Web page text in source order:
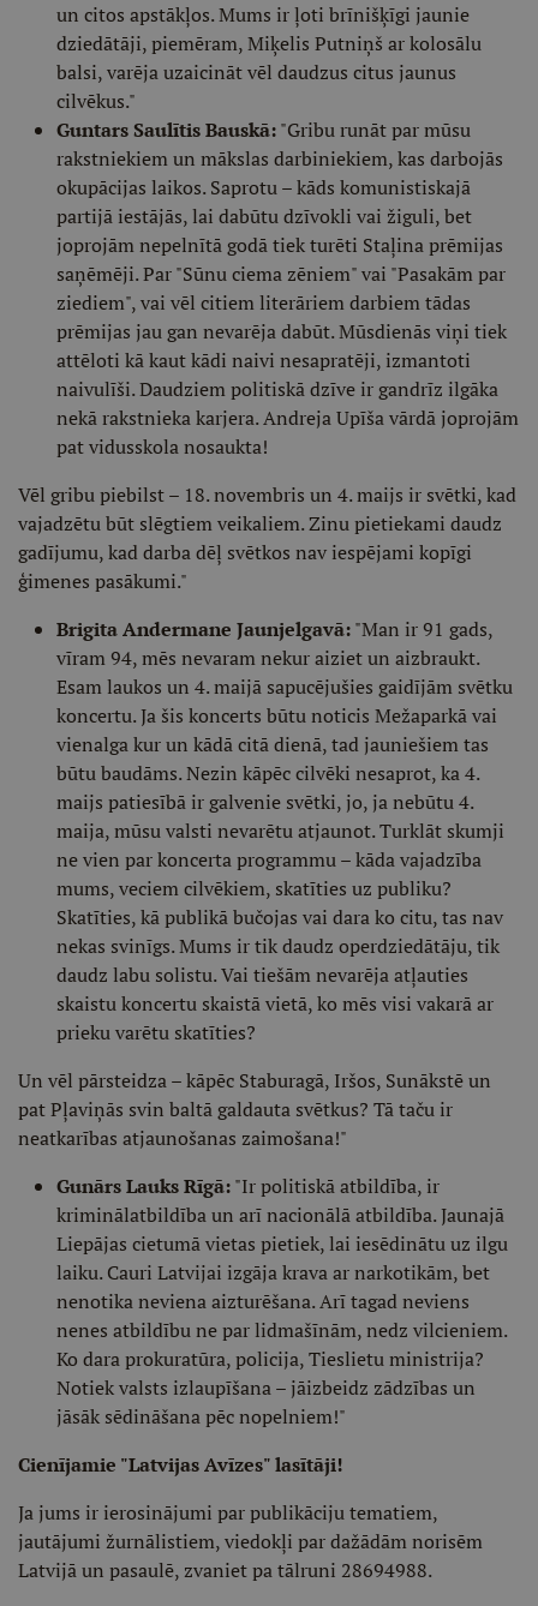
un citos apstākļos. Mums ir ļoti brīnišķīgi jaunie
dziedātāji, piemēram, Miķelis Putniņš ar kolosālu
balsi, varēja uzaicināt vēl daudzus citus jaunus
cilvēkus."
Guntars Saulītis Bauskā:"Gribu runāt par mūsu
rakstniekiem un mākslas darbiniekiem, kas darbojās
okupācijas laikos. Saprotu – kāds komunistiskajā
partijā iestājās, lai dabūtu dzīvokli vai žiguli, bet
joprojām nepelnītā godā tiek turēti Staļina prēmijas
saņēmēji. Par "Sūnu ciema zēniem" vai "Pasakām par
ziediem", vai vēl citiem literāriem darbiem tādas
prēmijas jau gan nevarēja dabūt. Mūsdienās viņi tiek
attēloti kā kaut kādi naivi nesapratēji, izmantoti
naivulīši. Daudziem politiskā dzīve ir gandrīz ilgāka
nekā rakstnieka karjera. Andreja Upīša vārdā joprojām
pat vidusskola nosaukta!
Vēl gribu piebilst – 18. novembris un 4. maijs ir svētki, kad
vajadzētu būt slēgtiem veikaliem. Zinu pietiekami daudz
gadījumu, kad darba dēļ svētkos nav iespējami kopīgi
ģimenes pasākumi."
Brigita Andermane Jaunjelgavā:"Man ir 91 gads,
vīram 94, mēs nevaram nekur aiziet un aizbraukt.
Esam laukos un 4. maijā sapucējušies gaidījām svētku
koncertu. Ja šis koncerts būtu noticis Mežaparkā vai
vienalga kur un kādā citā dienā, tad jauniešiem tas
būtu baudāms. Nezin kāpēc cilvēki nesaprot, ka 4.
maijs patiesībā ir galvenie svētki, jo, ja nebūtu 4.
maija, mūsu valsti nevarētu atjaunot. Turklāt skumji
ne vien par koncerta programmu – kāda vajadzība
mums, veciem cilvēkiem, skatīties uz publiku?
Skatīties, kā publikā bučojas vai dara ko citu, tas nav
nekas svinīgs. Mums ir tik daudz operdziedātāju, tik
daudz labu solistu. Vai tiešām nevarēja atļauties
skaistu koncertu skaistā vietā, ko mēs visi vakarā ar
prieku varētu skatīties?
Un vēl pārsteidza – kāpēc Staburagā, Iršos, Sunākstē un
pat Pļaviņās svin baltā galdauta svētkus? Tā taču ir
neatkarības atjaunošanas zaimošana!"
Gunārs Lauks Rīgā:"Ir politiskā atbildība, ir
kriminālatbildība un arī nacionālā atbildība. Jaunajā
Liepājas cietumā vietas pietiek, lai iesēdinātu uz ilgu
laiku. Cauri Latvijai izgāja krava ar narkotikām, bet
nenotika neviena aizturēšana. Arī tagad neviens
nenes atbildību ne par lidmašīnām, nedz vilcieniem.
Ko dara prokuratūra, policija, Tieslietu ministrija?
Notiek valsts izlaupīšana – jāizbeidz zādzības un
jāsāk sēdināšana pēc nopelniem!"
Cienījamie "Latvijas Avīzes" lasītāji!
Ja jums ir ierosinājumi par publikāciju tematiem,
jautājumi žurnālistiem, viedokļi par dažādām norisēm
Latvijā un pasaulē, zvaniet pa tālruni 28694988.